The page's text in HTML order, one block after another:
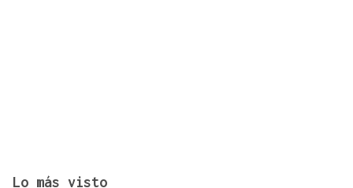
Lo más visto